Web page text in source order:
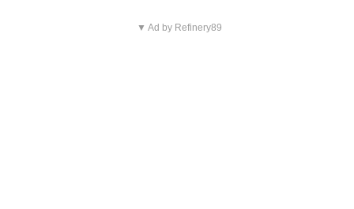
▼ Ad by Refinery89